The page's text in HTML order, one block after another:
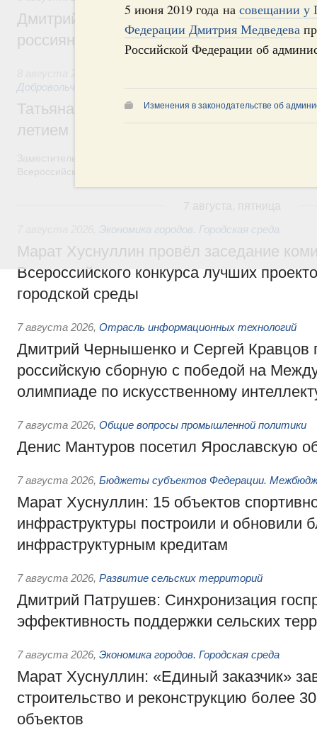
5 июня 2019 года на совещании у
Федерации Дмитрия Медведева
Российской Федерации об
Изменения в законодательстве об
Дмитрий Чернышенко и Михаил
россиян с Днём физкультурника
Добровольчество и волонтёрство. Благотворительность
Татьяна Голикова поздравила
летием
Экономика городов. Городская среда
Марат Хуснуллин провёл заседание
Всероссийского конкурса лучших
городской среды
7 августа 2026, Отрасль информационных технологий
Дмитрий Чернышенко и Сергей Кравцов
российскую сборную с победой на
олимпиаде по искусственному
7 августа 2026, Общие вопросы промышленной политики
Денис Мантуров посетил Ярославскую
7 августа 2026, Бюджеты субъектов Федерации.
Марат Хуснуллин: 15 объектов
инфраструктуры построили и обновили
инфраструктурным кредитам
7 августа 2026, Развитие сельских территорий
Дмитрий Патрушев: Синхронизация
эффективность поддержки сельских
7 августа 2026, Экономика городов. Городская среда
Марат Хуснуллин: «Единый заказчик»
строительство и реконструкцию более
объектов